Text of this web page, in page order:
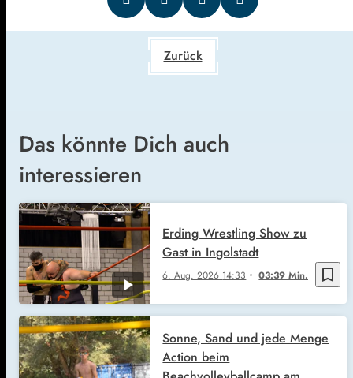
Zurück
Das könnte Dich auch
interessieren
bookmark_border
6. Aug. 2026 14:33 03:39 Min.
Erding Wrestling Show zu
Gast in Ingolstadt
Sonne, Sand und jede Menge
Action beim